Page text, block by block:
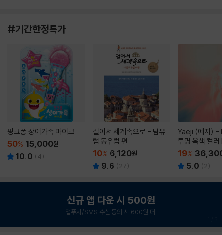
#기간한정특가
핑크퐁 상어가족 마이크
50% 15,000원
10.0 (4)
걸어서 세계속으로 - 남유
럽 동유럽 편
10% 6,120원
9.6 ( 27)
Yaeji (예지) -
투명 옥색 컬
19%
5.0 ( 2)
신규 앱 다운 시 500원
앱푸시/SMS 수신 동의 시 600원 더!